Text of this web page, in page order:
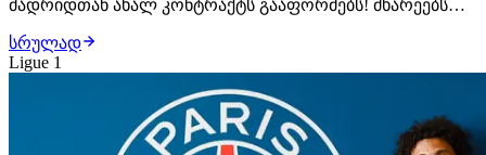
მადრიდთან ახალ კონტრაქტს გააფორმებს! მხარეებს
ფეხბურთელი უახლოეს საათებში ახალ, 6-წლიან
ხელშეკრულებას მოაწერს ხელს. მიუხედავად იმისა, რომ
არსენალი ვინისიუსს საკმაოდ სოლიდურ კონტრაქტს
სრულად
Ligue 1